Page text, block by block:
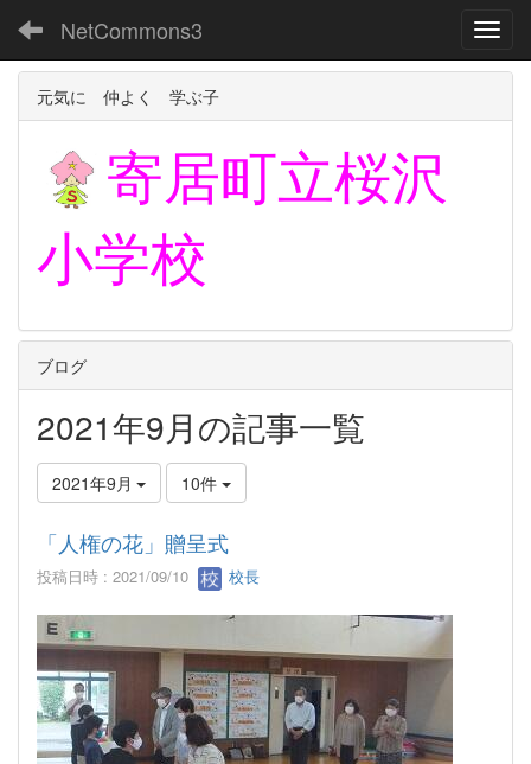
NetCommons3
元気に 仲よく 学ぶ子
寄居町立桜沢
小学校
ブログ
2021年9月の記事一覧
2021年9月 10件
「人権の花」贈呈式
投稿日時 : 2021/09/10 校長